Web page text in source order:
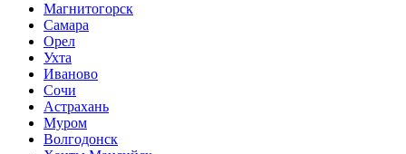
Магнитогорск
Самара
Орел
Ухта
Иваново
Сочи
Астрахань
Муром
Волгодонск